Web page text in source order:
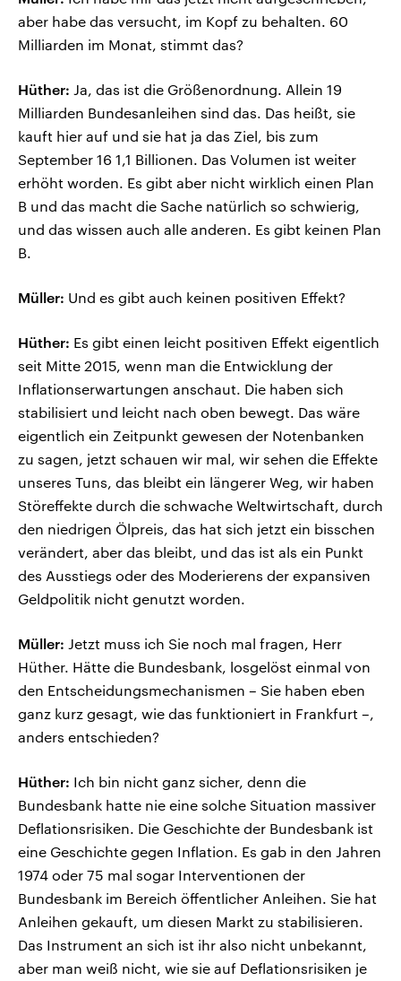
aber habe das versucht, im Kopf zu behalten. 60
Milliarden im Monat, stimmt das?
Hüther: Ja, das ist die Größenordnung. Allein 19
Milliarden Bundesanleihen sind das. Das heißt, sie
kauft hier auf und sie hat ja das Ziel, bis zum
September 16 1,1 Billionen. Das Volumen ist weiter
erhöht worden. Es gibt aber nicht wirklich einen Plan
B und das macht die Sache natürlich so schwierig,
und das wissen auch alle anderen. Es gibt keinen Plan
B.
Müller: Und es gibt auch keinen positiven Effekt?
Hüther: Es gibt einen leicht positiven Effekt eigentlich
seit Mitte 2015, wenn man die Entwicklung der
Inflationserwartungen anschaut. Die haben sich
stabilisiert und leicht nach oben bewegt. Das wäre
eigentlich ein Zeitpunkt gewesen der Notenbanken
zu sagen, jetzt schauen wir mal, wir sehen die Effekte
unseres Tuns, das bleibt ein längerer Weg, wir haben
Störeffekte durch die schwache Weltwirtschaft, durch
den niedrigen Ölpreis, das hat sich jetzt ein bisschen
verändert, aber das bleibt, und das ist als ein Punkt
des Ausstiegs oder des Moderierens der expansiven
Geldpolitik nicht genutzt worden.
Müller: Jetzt muss ich Sie noch mal fragen, Herr
Hüther. Hätte die Bundesbank, losgelöst einmal von
den Entscheidungsmechanismen – Sie haben eben
ganz kurz gesagt, wie das funktioniert in Frankfurt –,
anders entschieden?
Hüther: Ich bin nicht ganz sicher, denn die
Bundesbank hatte nie eine solche Situation massiver
Deflationsrisiken. Die Geschichte der Bundesbank ist
eine Geschichte gegen Inflation. Es gab in den Jahren
1974 oder 75 mal sogar Interventionen der
Bundesbank im Bereich öffentlicher Anleihen. Sie hat
Anleihen gekauft, um diesen Markt zu stabilisieren.
Das Instrument an sich ist ihr also nicht unbekannt,
aber man weiß nicht, wie sie auf Deflationsrisiken je